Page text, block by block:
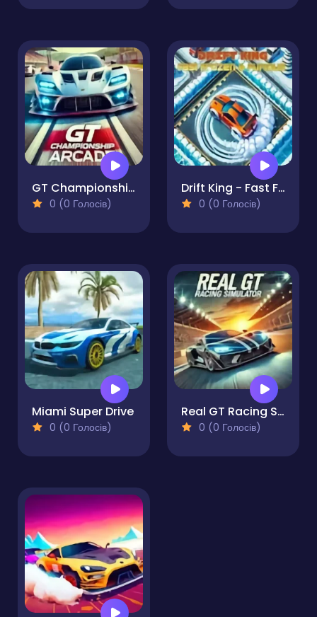
GT Championship Arcade
0 (0 Голосів)
Drift King - Fast Frozen & Furious
0 (0 Голосів)
Miami Super Drive
0 (0 Голосів)
Real GT Racing Simulator
0 (0 Голосів)